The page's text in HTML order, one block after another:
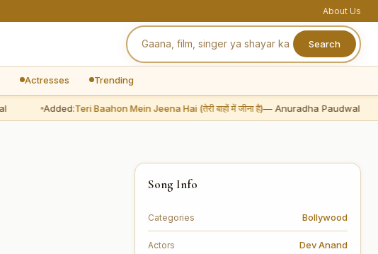
About Us
Search
Actresses Trending
Added:Teri Baahon Mein Jeena Hai (तेरी बाहों में जीना है)— Anuradha Paudwal
Song Info
Categories Bollywood
Actors Dev Anand